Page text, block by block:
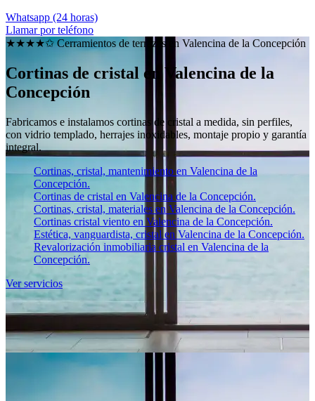
Whatsapp (24 horas)
Llamar por teléfono
★★★★✩ Cerramientos de terrazas en Valencina de la Concepción
Cortinas de cristal en Valencina de la
Concepción
Fabricamos e instalamos cortinas de cristal a medida, sin perfiles,
con vidrio templado, herrajes inoxidables, montaje propio y garantía
integral.
Cortinas, cristal, mantenimiento en Valencina de la
Concepción.
Cortinas de cristal en Valencina de la Concepción.
Cortinas, cristal, materiales en Valencina de la Concepción.
Cortinas cristal viento en Valencina de la Concepción.
Estética, vanguardista, cristal en Valencina de la Concepción.
Revalorización inmobiliaria cristal en Valencina de la
Concepción.
Ver servicios